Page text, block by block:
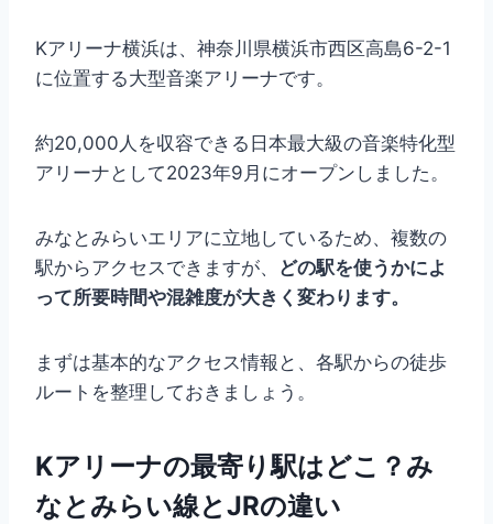
Kアリーナ横浜は、神奈川県横浜市西区高島6-2-1
に位置する大型音楽アリーナです。
約20,000人を収容できる日本最大級の音楽特化型
アリーナとして2023年9月にオープンしました。
みなとみらいエリアに立地しているため、複数の
駅からアクセスできますが、 どの駅を使うかによ
って所要時間や混雑度が大きく変わります。
まずは基本的なアクセス情報と、各駅からの徒歩
ルートを整理しておきましょう。
Kアリーナの最寄り駅はどこ？み
なとみらい線とJRの違い